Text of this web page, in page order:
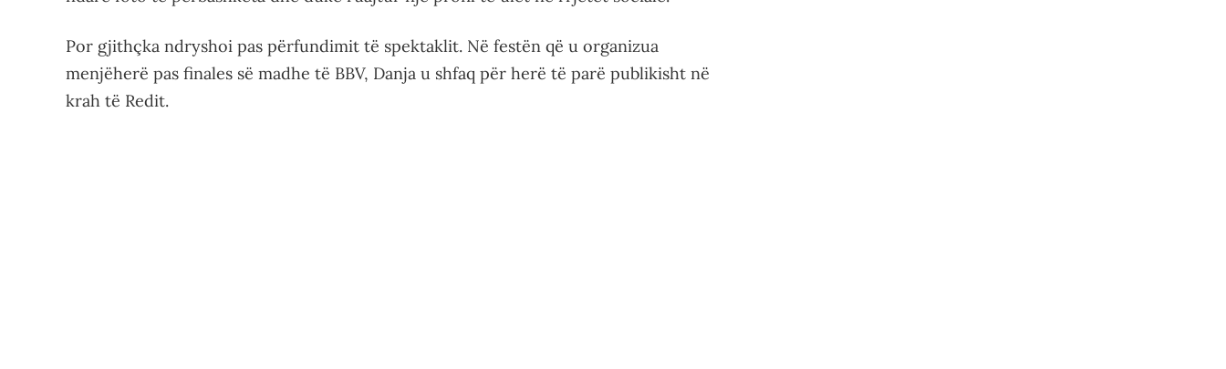
Por gjithçka ndryshoi pas përfundimit të spektaklit. Në festën që u organizua
menjëherë pas finales së madhe të BBV, Danja u shfaq për herë të parë publikisht në
krah të Redit.